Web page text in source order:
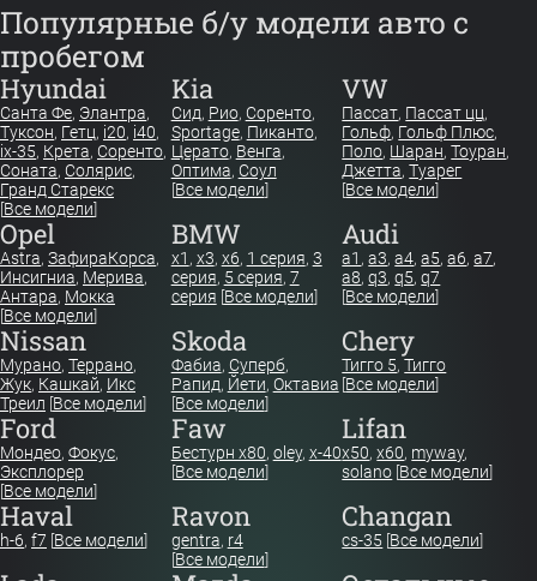
Популярные б/у модели авто с
пробегом
Hyundai
Санта Фе, Элантра,
Туксон, Гетц, i20, i40,
ix-35, Крета, Соренто,
Соната, Солярис,
Гранд Старекс
[Все модели]
Kia
Сид, Рио, Соренто,
Sportage, Пиканто,
Церато, Венга,
Оптима, Соул
[Все модели]
VW
Пассат, Пассат цц,
Гольф, Гольф Плюс,
Поло, Шаран,Тоуран,
Джетта,Туарег
[Все модели]
Opel
Astra, ЗафираКорса,
Инсигниа, Мерива,
Антара, Мокка
[Все модели]
BMW
x1 , x3, x6, 1 серия, 3
серия, 5 серия, 7
серия [Все модели]
Audi
a1 ,a3,a4,a5,a6,a7,
a8,q3,q5,q7
[Все модели]
Nissan
Мурано, Террано,
Жук, Кашкай, Икс
Треил [Все модели]
Skoda
Фабиа, Суперб,
Рапид, Йети, Октавиа
[Все модели]
Chery
Тигго 5,Тигго
[Все модели]
Ford
Мондео, Фокус,
Эксплорер
[Все модели]
Faw
Бестурн х80, oley, x-40
[Все модели]
Lifan
x50,x60, myway,
solano [Все модели]
Haval
h-6, f7 [Все модели]
Ravon
gentra, r4
[Все модели]
Changan
cs-35 [Все модели]